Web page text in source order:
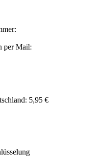
per Mail:
5,95 €